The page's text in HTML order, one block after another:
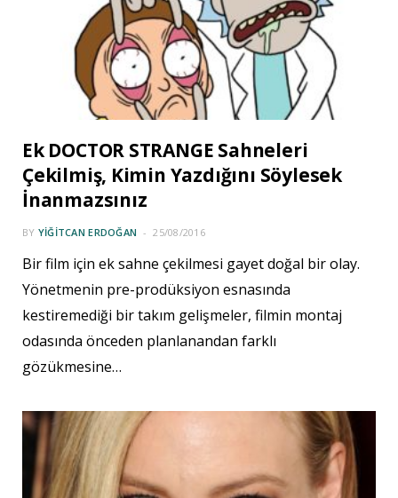
Ek DOCTOR STRANGE Sahneleri
Çekilmiş, Kimin Yazdığını Söylesek
İnanmazsınız
BY YIĞITCAN ERDOĞAN 25/08/2016
Bir film için ek sahne çekilmesi gayet doğal bir olay.
Yönetmenin pre-prodüksiyon esnasında
kestiremediği bir takım gelişmeler, filmin montaj
odasında önceden planlanandan farklı
gözükmesine…